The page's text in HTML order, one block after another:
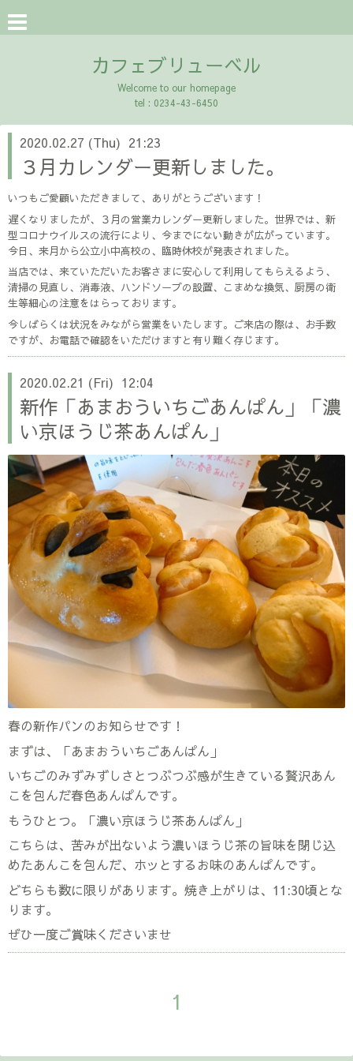
カフェブリューベル
Welcome to our homepage
tel : 0234-43-6450
2020.02.27 (Thu) 21:23
３月カレンダー更新しました。
いつもご愛顧いただきまして、ありがとうございます！
遅くなりましたが、３月の営業カレンダー更新しました。世界では、新
型コロナウイルスの流行により、今までにない動きが広がっています。
今日、来月から公立小中高校の、臨時休校が発表されました。
当店では、来ていただいたお客さまに安心して利用してもらえるよう、
清掃の見直し、消毒液、ハンドソープの設置、こまめな換気、厨房の衛
生等細心の注意をはらっております。
今しばらくは状況をみながら営業をいたします。ご来店の際は、お手数
ですが、お電話で確認をいただけますと有り難く存じます。
2020.02.21 (Fri) 12:04
新作「あまおういちごあんぱん」「濃
い京ほうじ茶あんぱん」
春の新作パンのお知らせです！
まずは、「あまおういちごあんぱん」
いちごのみずみずしさとつぶつぶ感が生きている贅沢あん
こを包んだ春色あんぱんです。
もうひとつ。「濃い京ほうじ茶あんぱん」
こちらは、苦みが出ないよう濃いほうじ茶の旨味を閉じ込
めたあんこを包んだ、ホッとするお味のあんぱんです。
どちらも数に限りがあります。焼き上がりは、11:30頃とな
ります。
ぜひ一度ご賞味くださいませ
1